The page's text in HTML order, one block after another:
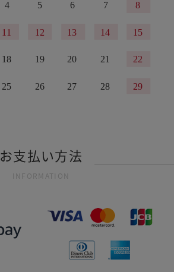
お支払い方法
INFORMATION